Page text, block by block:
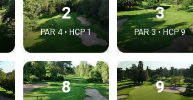
2
PAR 4 • HCP 1
3
PAR 3 • HCP 9
8 9
Embed code